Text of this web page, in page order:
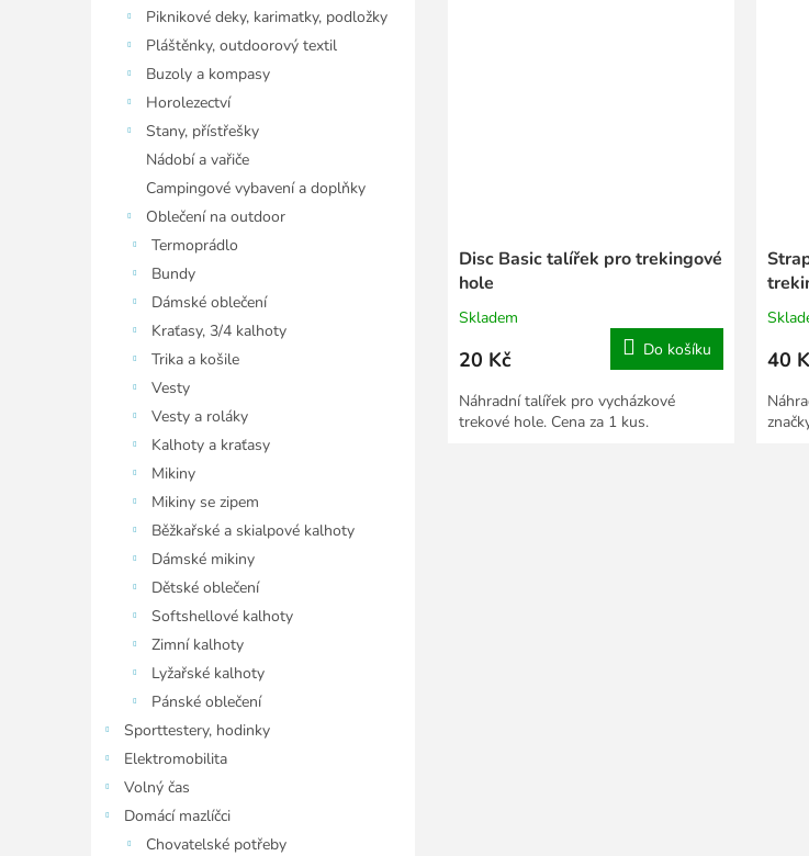
Piknikové deky, karimatky, podložky
Pláštěnky, outdoorový textil
Buzoly a kompasy
Horolezectví
Stany, přístřešky
Nádobí a vařiče
Campingové vybavení a doplňky
Oblečení na outdoor
Termoprádlo
Bundy
Dámské oblečení
Kraťasy, 3/4 kalhoty
Trika a košile
Vesty
Vesty a roláky
Kalhoty a kraťasy
Mikiny
Mikiny se zipem
Běžkařské a skialpové kalhoty
Dámské mikiny
Dětské oblečení
Softshellové kalhoty
Zimní kalhoty
Lyžařské kalhoty
Pánské oblečení
Sporttestery, hodinky
Elektromobilita
Volný čas
Domácí mazlíčci
Chovatelské potřeby
Disc Basic talířek pro trekingové
hole
Skladem
20 Kč Do košíku
Náhradní talířek pro vycházkové
trekové hole. Cena za 1 kus.
40